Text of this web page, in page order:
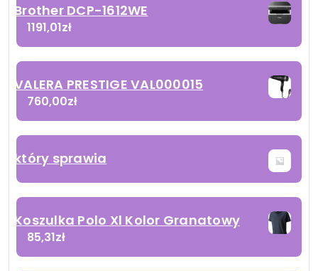
Brother DCP-1612WE
1191,01zł
VALERA PRESTIGE VAL000015
760,00zł
który sprawia
Koszulka Polo Xl Kolor Granatowy
85,31zł